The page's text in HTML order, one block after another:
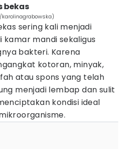
bekas
sering kali menjadi
mandi sekaligus
bakteri. Karena
kotoran, minyak,
atau spons yang telah
menjadi lembap dan sulit
kondisi ideal